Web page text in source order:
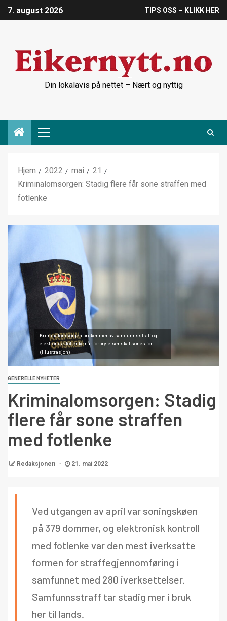
7. august 2026 TIPS OSS – KLIKK HER
Din lokalavis på nettet – Nært og nyttig
Hjem 2022 mai
21
Kriminalomsorgen: Stadig flere får sone straffen med
fotlenke
Kriminalomsorgen bruker mer av samfunnsstraff og
elektronisk fotlenke når forbrytelser skal sones for.
(Illustrasjon)
GENERELLE NYHETER
Kriminalomsorgen: Stadig
flere får sone straffen
med fotlenke
Redaksjonen 21. mai 2022
Ved utgangen av april var soningskøen
på 379 dommer, og elektronisk kontroll
med fotlenke var den mest iverksatte
formen for straffegjennomføring i
samfunnet med 280 iverksettelser.
Samfunnsstraff tar stadig mer i bruk
her til lands.